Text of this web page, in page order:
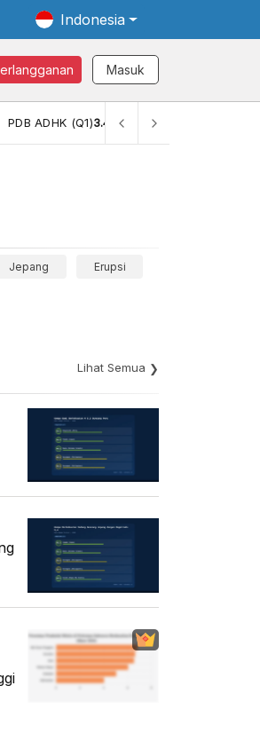
Indonesia
Masuk
PDB ADHK (Q1)3.447,70
Jepang Erupsi
Lihat Semua